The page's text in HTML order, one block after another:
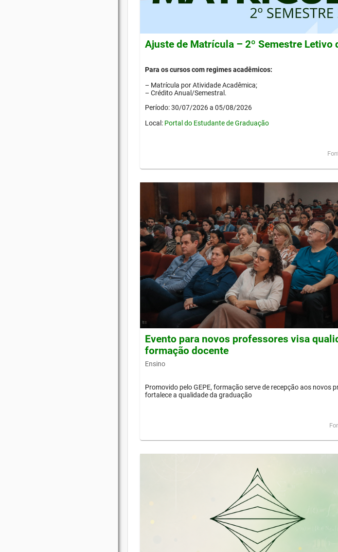
Ajuste de Matrícula – 2º Semestre Letivo
Para os cursos com regimes acadêmicos:
– Matrícula por Atividade Acadêmica;
– Crédito Anual/Semestral.
Período: 30/07/2026 a 05/08/2026
Local: Portal do Estudante de Graduação
Evento para novos professores visa
formação docente
Ensino
Promovido pelo GEPE, formação serve de recepção aos novos
fortalece a qualidade da graduação